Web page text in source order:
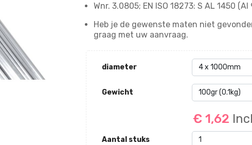
Wnr. 3.0805; EN ISO 18273: S AL 1450 (Al
Heb je de gewenste maten niet
graag met uw aanvraag.
diameter
Gewicht
€ 1,62
Aantal stuks